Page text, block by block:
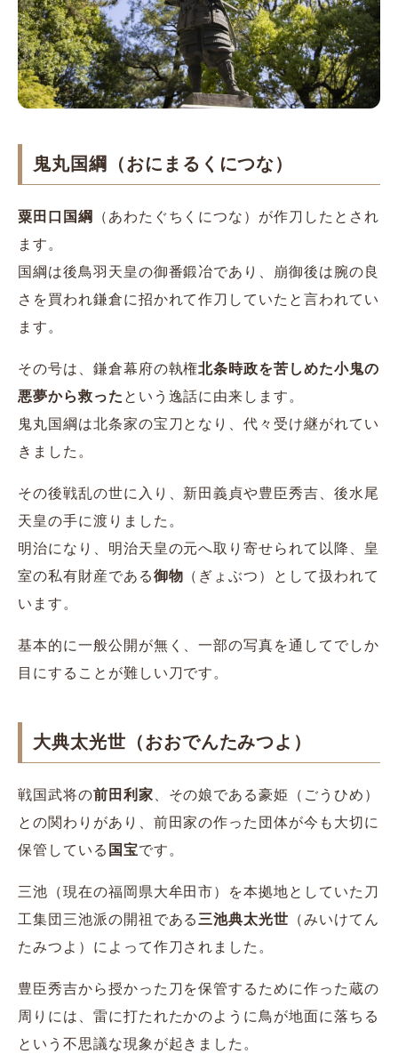
鬼丸国綱（おにまるくにつな）
粟田口国綱
（あわたぐちくにつな）が作刀したとされ
ます。
国綱は後鳥羽天皇の御番鍛冶であり、崩御後は腕の良
さを買われ鎌倉に招かれて作刀していたと言われてい
ます。
その号は、鎌倉幕府の執権北条時政を苦しめた小鬼の
悪夢から救った という逸話に由来します。
鬼丸国綱は北条家の宝刀となり、代々受け継がれてい
きました。
その後戦乱の世に入り、新田義貞や豊臣秀吉、後水尾
天皇の手に渡りました。
明治になり、明治天皇の元へ取り寄せられて以降、皇
室の私有財産である御物 （ぎょぶつ）として扱われて
います。
基本的に一般公開が無く、一部の写真を通してでしか
目にすることが難しい刀です。
大典太光世（おおでんたみつよ）
戦国武将の前田利家 、その娘である豪姫（ごうひめ）
との関わりがあり、前田家の作った団体が今も大切に
保管している 国宝です。
三池（現在の福岡県大牟田市）を本拠地としていた刀
工集団三池派の開祖である 三池典太光世 （みいけてん
たみつよ）によって作刀されました。
豊臣秀吉から授かった刀を保管するために作った蔵の
周りには、雷に打たれたかのように鳥が地面に落ちる
という不思議な現象が起きました。